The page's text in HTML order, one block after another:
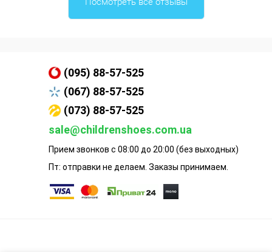
(095) 88-57-525
(067) 88-57-525
(073) 88-57-525
sale@childrenshoes.com.ua
Прием звонков с 08:00 до 20:00 (без выходных)
Пт: отправки не делаем. Заказы принимаем.